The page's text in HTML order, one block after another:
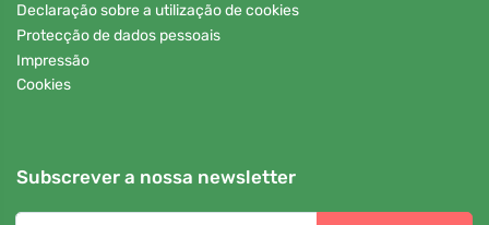
Declaração sobre a utilização de cookies
Protecção de dados pessoais
Impressão
Cookies
Subscrever a nossa newsletter